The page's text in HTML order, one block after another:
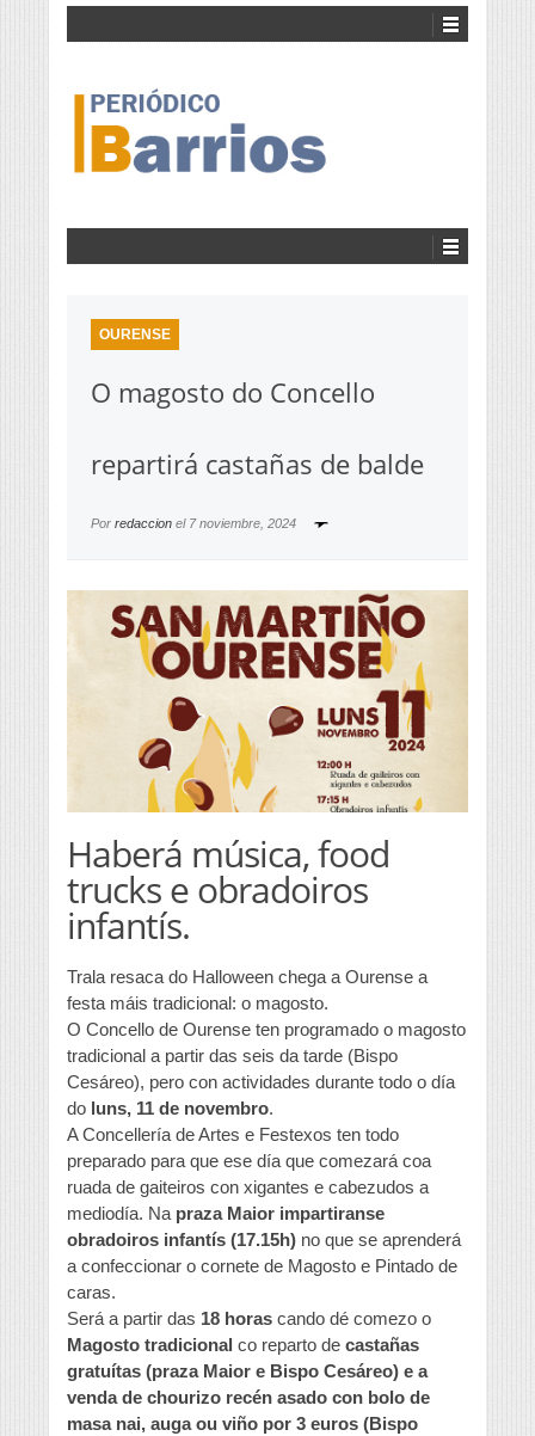
OURENSE
O magosto do Concello
repartirá castañas de balde
Por redaccion el 7 noviembre, 2024
Haberá música, food
trucks e obradoiros
infantís.
Trala resaca do Halloween chega a Ourense a
festa máis tradicional: o magosto.
O Concello de Ourense ten programado o magosto
tradicional a partir das seis da tarde (Bispo
Cesáreo), pero con actividades durante todo o día
do luns, 11 de novembro.
A Concellería de Artes e Festexos ten todo
preparado para que ese día que comezará coa
ruada de gaiteiros con xigantes e cabezudos a
mediodía. Na praza Maior impartiranse
obradoiros infantís (17.15h) no que se aprenderá
a confeccionar o cornete de Magosto e Pintado de
caras.
Será a partir das 18 horas cando dé comezo o
Magosto tradicional co reparto de castañas
gratuítas (praza Maior e Bispo Cesáreo) e a
venda de chourizo recén asado con bolo de
masa nai, auga ou viño por 3 euros (Bispo